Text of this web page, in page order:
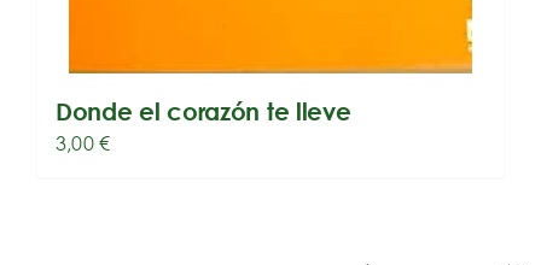
Donde el corazón te lleve
3,00€